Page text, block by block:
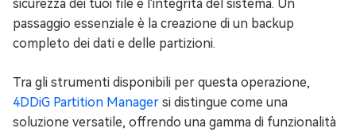
sicurezza dei tuoi file e l'integrità del sistema. Un
passaggio essenziale è la creazione di un backup
completo dei dati e delle partizioni.
Tra gli strumenti disponibili per questa operazione,
4DDiG Partition Manager si distingue come una
soluzione versatile, offrendo una gamma di funzionalità